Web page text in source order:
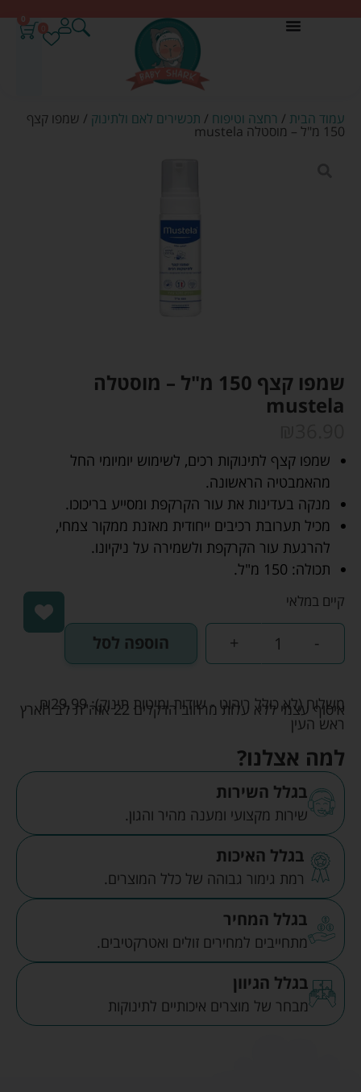
0
עמוד הבית / רחצה וטיפוח / תכשירים לאם ולתינוק / שמפו קצף
150 מ"ל – מוסטלה mustela
שמפו קצף 150 מ"ל – מוסטלה
mustela
שמפו קצף לתינוקות רכים, לשימוש יומיומי החל
מהאמבטיה הראשונה.
מנקה בעדינות את עור הקרקפת ומסייע בריכוכו.
מכיל תערובת רכיבים ייחודית מאזנת ממקור צמחי,
להרגעת עור הקרקפת ולשמירה על ניקיונו.
תכולה: 150 מ"ל.
קיים במלאי
-
+ הוספה לסל
משלוח (לא כולל ריהוט - שידות ומיטות תינוק): ₪29.99
איסוף עצמי ללא עלות מרחוב הדקלים 22 אזה"ת לב הארץ
ראש העין
למה אצלנו?
בגלל השירות
שירות מקצועי ומענה מהיר והגון.
בגלל האיכות
רמת גימור גבוהה של כלל המוצרים.
בגלל המחיר
מתחייבים למחירים זולים ואטרקטיבים.
בגלל הגיוון
מבחר של מוצרים איכותיים לתינוקות